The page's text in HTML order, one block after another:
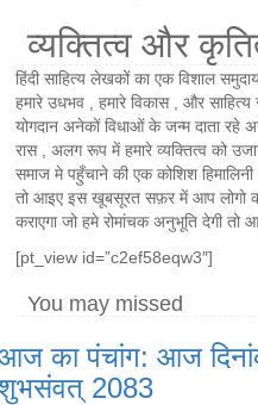
व्यक्तित्व और
हिंदी साहित्य लेखकों का एक विशाल
हमारे उधभव , हमारे विकास , और
योगदान अनेकों विधाओं के जन्म दाता रहे
रास , अलग रूप में हमारे व्यक्तित्व को
समाज मे पहुँचाने की एक कोशिश
तो आइए इस खूबसूरत सफ़र में आप लोगो
कराएगा जो हमे रोमांचक अनुभूति देगी तो
[pt_view id=”c2ef58eqw3″]
You may missed
का पंचांग: आज
2083